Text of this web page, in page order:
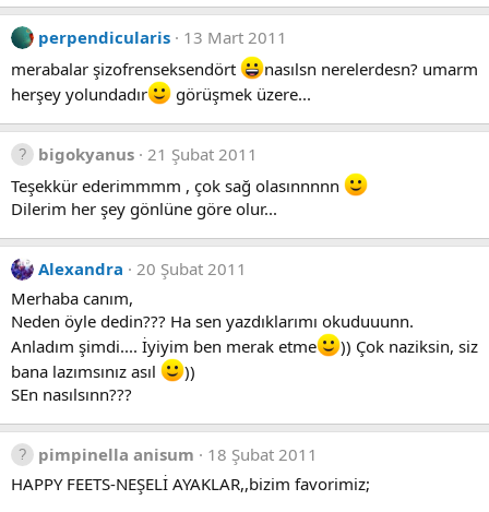
perpendicularis
13 Mart 2011
merabalar şizofrenseksendört
nasılsn nerelerdesn? umarm
herşey yolundadır
görüşmek üzere...
bigokyanus 21 Şubat 2011
Teşekkür ederimmmm , çok sağ olasınnnnn
Dilerim her şey gönlüne göre olur...
Alexandra
20 Şubat 2011
Merhaba canım,
Neden öyle dedin??? Ha sen yazdıklarımı okuduuunn.
Anladım şimdi.... İyiyim ben merak etme
)) Çok naziksin, siz
bana lazımsınız asıl
))
SEn nasılsınn???
pimpinella anisum
18 Şubat 2011
HAPPY FEETS-NEŞELİ AYAKLAR,,bizim favorimiz;